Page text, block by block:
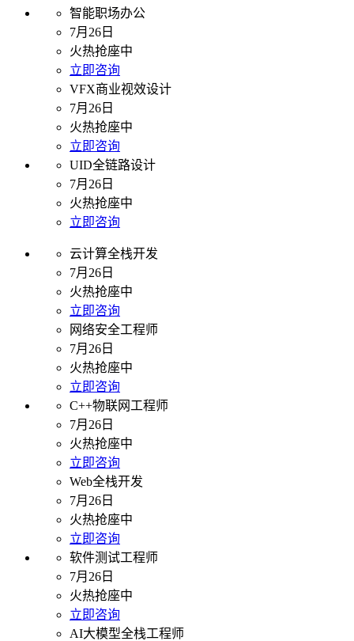
智能职场办公
7月26日
火热抢座中
立即咨询
VFX商业视效设计
7月26日
火热抢座中
立即咨询
UID全链路设计
7月26日
火热抢座中
立即咨询
云计算全栈开发
7月26日
火热抢座中
立即咨询
网络安全工程师
7月26日
火热抢座中
立即咨询
C++物联网工程师
7月26日
火热抢座中
立即咨询
Web全栈开发
7月26日
火热抢座中
立即咨询
软件测试工程师
7月26日
火热抢座中
立即咨询
AI大模型全栈工程师